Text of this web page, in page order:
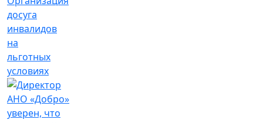
досуга
инвалидов
на
льготных
условиях